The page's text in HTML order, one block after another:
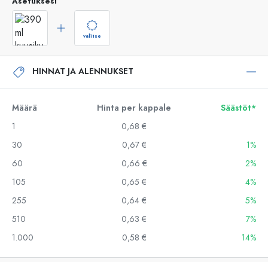
valitse
HINNAT JA ALENNUKSET
Määrä Hinta per kappale
Säästöt*
1
0,68 €
30
0,67 €
1%
60
0,66 €
2%
105
0,65 €
4%
255
0,64 €
5%
510
0,63 €
7%
1.000
0,58 € 14%